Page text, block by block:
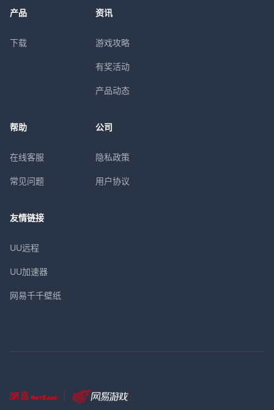
产品
下载
资讯
游戏攻略
有奖活动
产品动态
帮助
在线客服
常见问题
公司
隐私政策
用户协议
友情链接
UU远程
UU加速器
网易千千壁纸